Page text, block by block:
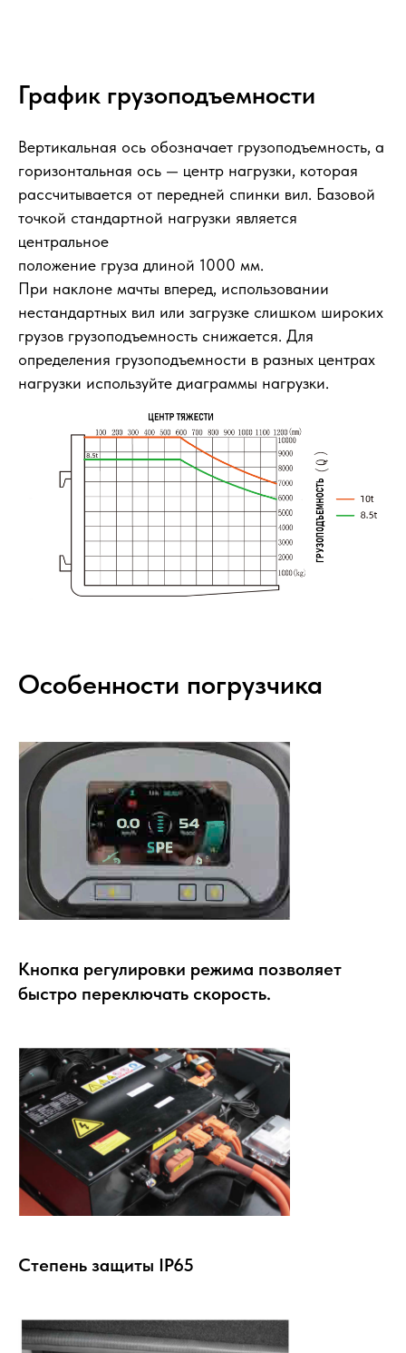
График грузоподъемности
Вертикальная ось обозначает грузоподъемность, а
горизонтальная ось — центр нагрузки, которая
рассчитывается от передней спинки вил. Базовой
точкой стандартной нагрузки является
центральное
положение груза длиной 1000 мм.
При наклоне мачты вперед, использовании
нестандартных вил или загрузке слишком широких
грузов грузоподъемность снижается. Для
определения грузоподъемности в разных центрах
нагрузки используйте диаграммы нагрузки.
Особенности погрузчика
Кнопка регулировки режима позволяет
быстро переключать скорость.
Степень защиты IP65